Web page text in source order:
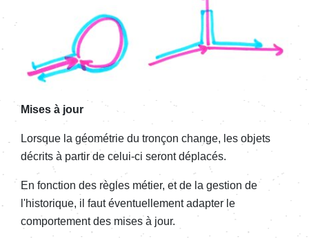
Mises à jour
Lorsque la géométrie du tronçon change, les objets
décrits à partir de celui-ci seront déplacés.
En fonction des règles métier, et de la gestion de
l'historique, il faut éventuellement adapter le
comportement des mises à jour.